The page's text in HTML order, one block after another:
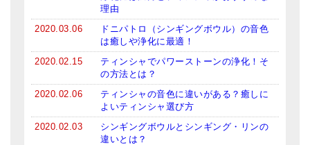
理由
2020.03.06
ドニパトロ（シンギングボウル）の音色
は癒しや浄化に最適！
2020.02.15
ティンシャでパワーストーンの浄化！そ
の方法とは？
2020.02.06
ティンシャの音色に違いがある？癒しに
よいティンシャ選び方
2020.02.03
シンギングボウルとシンギング・リンの
違いとは？